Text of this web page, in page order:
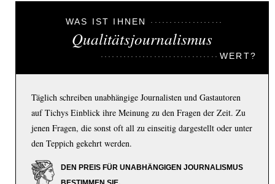
WAS IST IHNEN
Qualitätsjournalismus
WERT?
Täglich schreiben unabhängige Journalisten und Gastautoren
auf Tichys Einblick ihre Meinung zu den Fragen der Zeit. Zu
jenen Fragen, die sonst oft all zu einseitig dargestellt oder unter
den Teppich gekehrt werden.
DEN PREIS FÜR UNABHÄNGIGEN JOURNALISMUS